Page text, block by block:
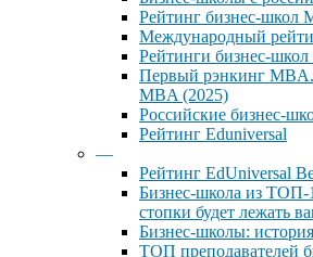
Рейтинг бизнес-школ
Международный
Рейтинги бизнес-школ
Первый рэнкинг
MBA (2025)
Российские бизнес-
Рейтинг Eduniversal
—
Рейтинг EdUniversal
Бизнес-школа из ТОП-
стопки будет лежать
Бизнес-школы:
ТОП преподавателей